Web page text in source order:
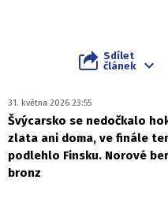
Sdílet
článek
31. května 2026 23:55
Švýcarsko se nedočkalo
zlata ani doma, ve finále
podlehlo Finsku. Norové
bronz